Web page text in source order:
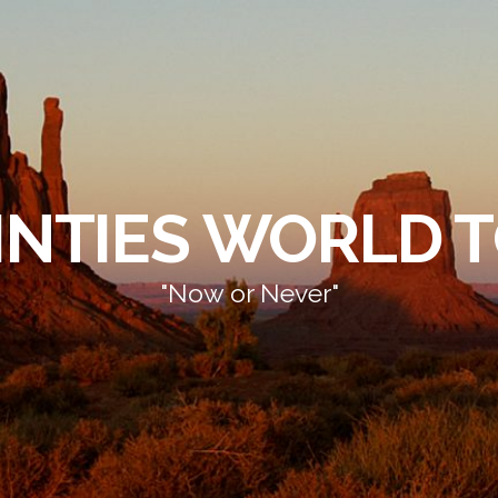
WORLD
"Now or Never"